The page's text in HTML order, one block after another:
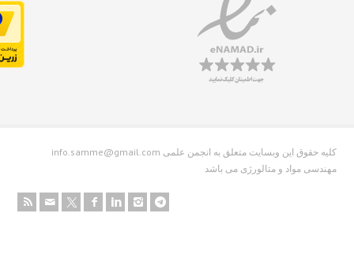
info.samme@gmail.com کلیه حقوق این وبسایت متعلق به انجمن علمی
مواد و متالورژی می باشد